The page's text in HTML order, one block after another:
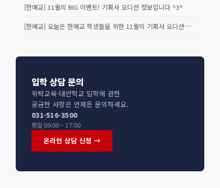
[한예교] 11월의 BIG 이벤트! 기획사 오디션 정보입니다 ^3^
[한예교] 오늘은 한예교 학생들을 위한 11월의 기획사 오디션을 소개합...
입학 상담 문의
위탁교육·대안학교 입학에 관한
궁금한 사항은 언제든 문의하세요.
031-516-3500
평일 09:00 – 17:00
온라인 상담 신청 →